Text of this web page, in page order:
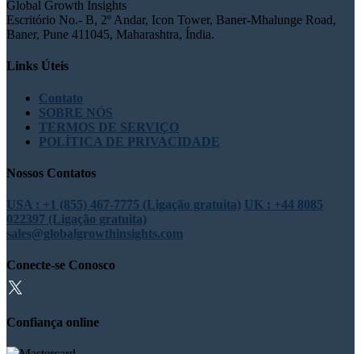
Global Growth Insights
Escritório No.- B, 2º Andar, Icon Tower, Baner-Mhalunge Road,
Baner, Pune 411045, Maharashtra, Índia.
Links Úteis
Contato
SOBRE NÓS
TERMOS DE SERVIÇO
POLÍTICA DE PRIVACIDADE
Nossos Contatos
USA : +1 (855) 467-7775 (Ligação gratuita) UK : +44 8085
022397 (Ligação gratuita)
sales@globalgrowthinsights.com
Conecte-se Conosco
Confiança online